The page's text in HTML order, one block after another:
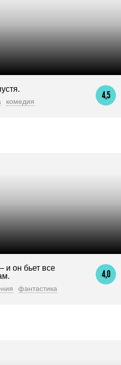
4,5
комедия
4,0
и он бьет все
фантастика